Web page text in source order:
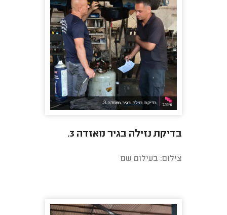
בדיקת נזילה בגיר מאזדה 3.
צילום: בעילום שם